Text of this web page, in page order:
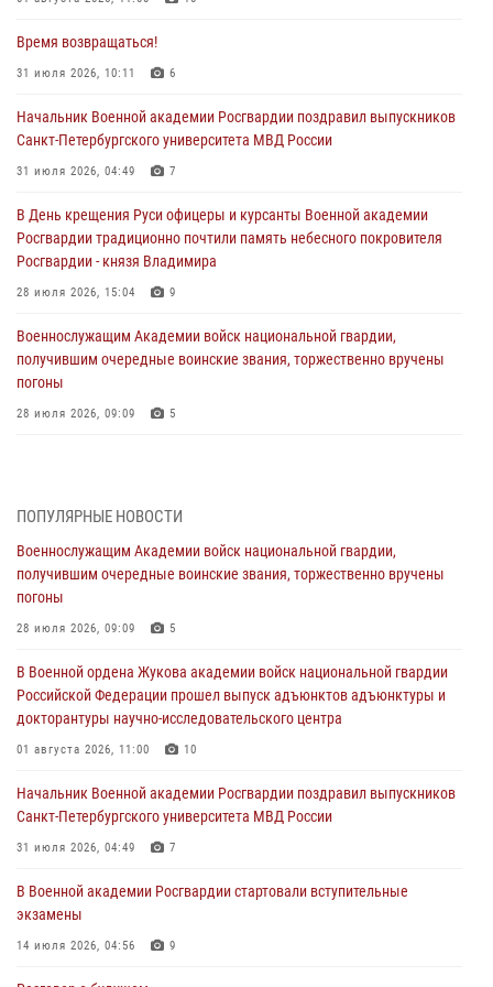
Время возвращаться!
31 июля 2026, 10:11 6
Начальник Военной академии Росгвардии поздравил выпускников
Санкт-Петербургского университета МВД России
31 июля 2026, 04:49 7
В День крещения Руси офицеры и курсанты Военной академии
Росгвардии традиционно почтили память небесного покровителя
Росгвардии - князя Владимира
28 июля 2026, 15:04 9
Военнослужащим Академии войск национальной гвардии,
получившим очередные воинские звания, торжественно вручены
погоны
28 июля 2026, 09:09 5
27 июля 2026, 14:49 7
Военная академия информирует!
23 июля 2026, 04:51
Курсант Военной академии войск национальной гвардии принял
22 июля 2026, 09:41
Мастер‑класс по стрельбе: точность, тактика, профессионализм
20 июля 2026, 11:17
108 лет со дня образования подразделений связи войск
ПОПУЛЯРНЫЕ НОВОСТИ
Военнослужащим Академии войск национальной гвардии,
получившим очередные воинские звания, торжественно вручены
погоны
28 июля 2026, 09:09 5
В Военной ордена Жукова академии войск национальной гвардии
Российской Федерации прошел выпуск адъюнктов адъюнктуры и
докторантуры научно-исследовательского центра
01 августа 2026, 11:00 10
Начальник Военной академии Росгвардии поздравил выпускников
Санкт-Петербургского университета МВД России
31 июля 2026, 04:49 7
В Военной академии Росгвардии стартовали вступительные
экзамены
14 июля 2026, 04:56 9